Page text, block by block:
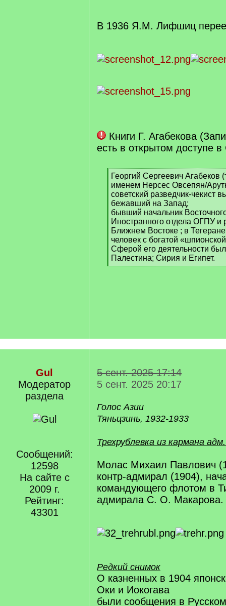
В 1936 Я.М. Лифшиц
Книги Г. Агабекова
есть в открытом доступе в
[
q
]
Георгий Сергеевич Агабеков
именем Нерсес Овсепян/
советский разведчик-чекист
бежавший на Запад;
бывший начальник
Иностранного отдела ОГПУ и
Ближнем Востоке ; в
человек с богатой
Сферой его деятельности
Палестина; Сирия и Египет.
[
Gul
Модератор
раздела
Сообщений:
12598
На сайте с
2009 г.
Рейтинг:
43301
5 сент. 2025 17:14
5 сент. 2025 20:17
Голос Азии
Тяньцзинь, 1932-1933
Трехрублевка из кармана
Молас Михаил Павлович
контр-адмирал (1904),
командующего флотом в
адмирала С. О. Макарова.
Редкий снимок
О казненных в 1904
Оки и Иокогава
были сообщения в